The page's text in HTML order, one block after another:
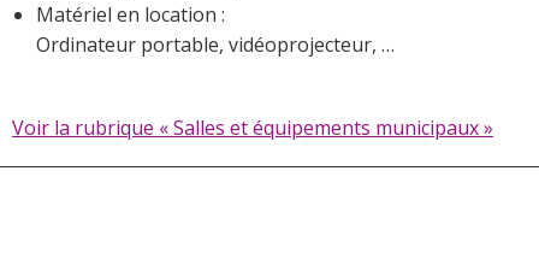
Matériel en location :
Ordinateur portable, vidéoprojecteur, …
Voir la rubrique « Salles et équipements municipaux »